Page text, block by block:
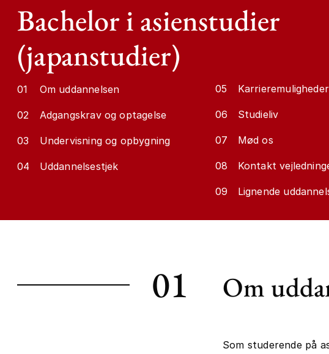
Bachelor i asienstudier
(japanstudier)
01 Om uddannelsen
02 Adgangskrav og optagelse
03 Undervisning og opbygning
04 Uddannelsestjek
05 Karrieremuligheder
06 Studieliv
07 Mød os
08 Kontakt
09 Lignende
01 Om
Som studerende på